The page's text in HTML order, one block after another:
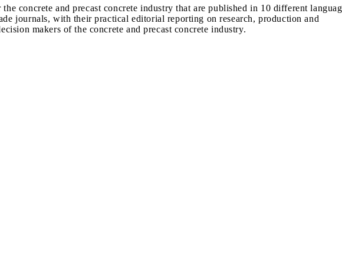
concrete and precast concrete industry that are published in 10 different
journals, with their practical editorial reporting on research, production and
makers of the concrete and precast concrete industry.